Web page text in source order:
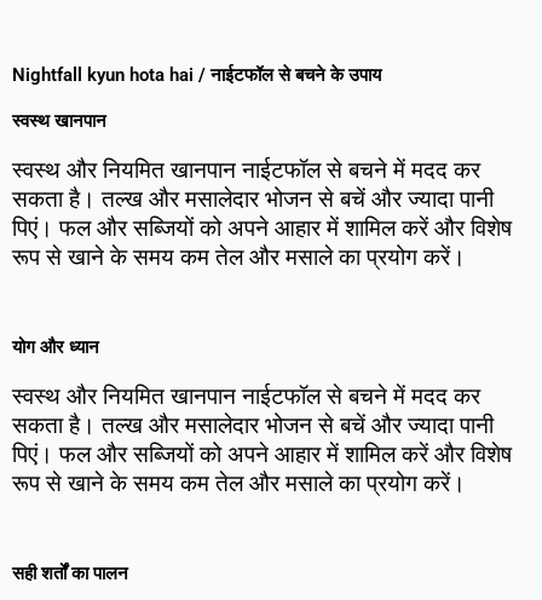
Nightfall kyun hota hai / नाईटफॉल से बचने के उपाय
स्वस्थ खानपान
स्वस्थ और नियमित खानपान नाईटफॉल से बचने में मदद कर
सकता है। तल्ख और मसालेदार भोजन से बचें और ज्यादा पानी
पिएं। फल और सब्जियों को अपने आहार में शामिल करें और विशेष
रूप से खाने के समय कम तेल और मसाले का प्रयोग करें।
योग और ध्यान
स्वस्थ और नियमित खानपान नाईटफॉल से बचने में मदद कर
सकता है। तल्ख और मसालेदार भोजन से बचें और ज्यादा पानी
पिएं। फल और सब्जियों को अपने आहार में शामिल करें और विशेष
रूप से खाने के समय कम तेल और मसाले का प्रयोग करें।
सही शर्तों का पालन